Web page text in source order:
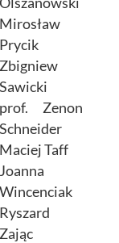
Mirosław
Prycik
Zbigniew
Sawicki
prof. Zenon
Schneider
Maciej Taff
Joanna
Wincenciak
Ryszard
Zając